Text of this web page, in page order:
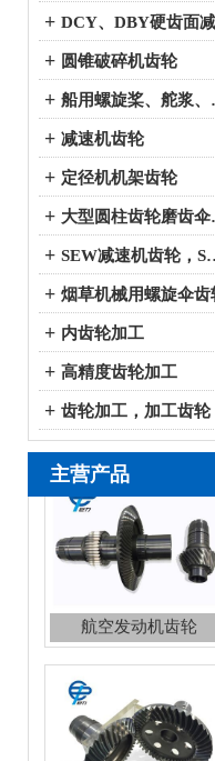
+
+ 圆锥破碎机齿轮
+ 船用螺
+ 减速机齿轮
+ 定径机机架齿轮
+ 大
+ SEW减速机
+ 烟草机械用螺旋伞齿
+ 内齿轮加工
+ 高精度齿轮加工
+ 齿轮加工，加工齿轮
主营产品
航空直升机伞齿轮